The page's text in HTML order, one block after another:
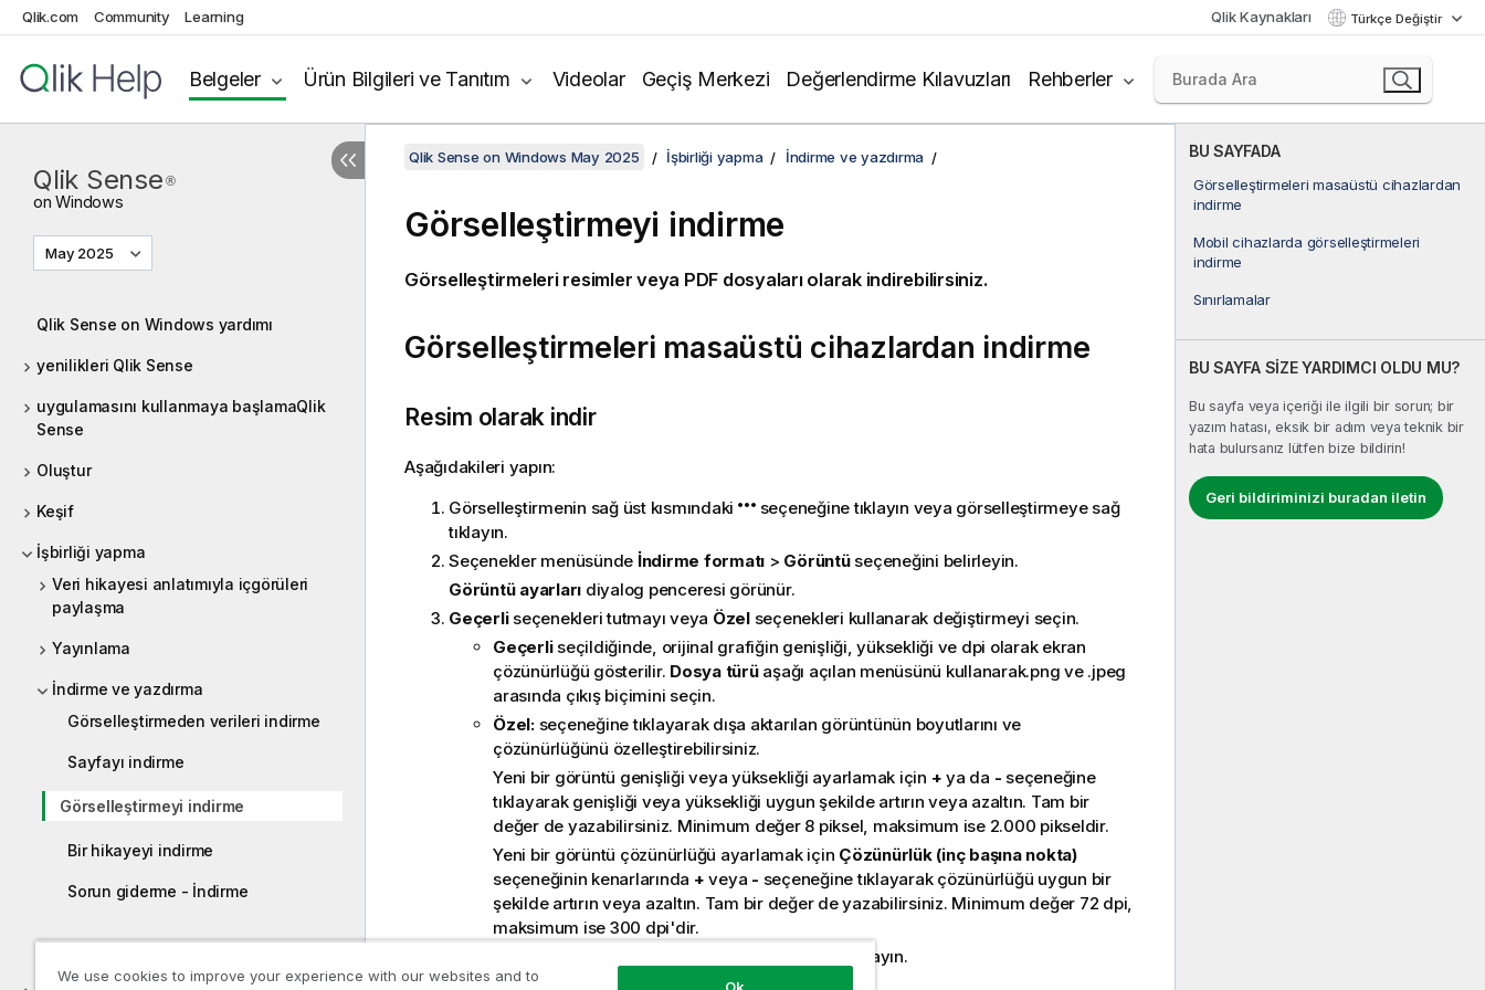
Qlik.com Community Learning Qlik Kaynakları Türkçe Değiştir
Belgeler Ürün Bilgileri ve Tanıtım Videolar Geçiş Merkezi Değerlendirme Kılavuzları Rehberler
Qlik Sense ®
onWindows
May 2025
Qlik Sense on Windows yardımı
yenilikleri Qlik Sense
uygulamasını kullanmaya başlamaQlik
Sense
Oluştur
Keşif
İşbirliği yapma
Veri hikayesi anlatımıyla içgörüleri
paylaşma
Yayınlama
İndirme ve yazdırma
Görselleştirmeden verileri indirme
Sayfayı indirme
Görselleştirmeyi indirme
Bir hikayeyi indirme
Sorun giderme - İndirme
BU SAYFADA
Görselleştirmeleri masaüstü cihazlardan
indirme
Mobil cihazlarda görselleştirmeleri
indirme
Sınırlamalar
BU SAYFA SİZE YARDIMCI OLDU MU?
Bu sayfa veya içeriği ile ilgili bir sorun; bir
yazım hatası, eksik bir adım veya teknik bir
hata bulursanız lütfen bize bildirin!
Geri bildiriminizi buradan iletin
Qlik Sense on Windows May 2025 İşbirliği yapma İndirme ve yazdırma
Görselleştirmeyi indirme
Görselleştirmeleri resimler veya PDF dosyaları olarak indirebilirsiniz.
Görselleştirmeleri masaüstü cihazlardan indirme
Resim olarak indir
Aşağıdakileri yapın:
Görselleştirmenin sağ üst kısmındaki
seçeneğine tıklayın veya görselleştirmeye sağ
tıklayın.
Seçenekler menüsünde İndirme formatı > Görüntüseçeneğini belirleyin.
Görüntü ayarları diyalog penceresi görünür.
Geçerliseçenekleri tutmayı veya Özelseçenekleri kullanarak değiştirmeyi seçin.
Geçerliseçildiğinde, orijinal grafiğin genişliği, yüksekliği ve dpi olarak ekran
çözünürlüğü gösterilir. Dosya türüaşağı açılan menüsünü kullanarak.png ve .jpeg
arasında çıkış biçimini seçin.
Özel:seçeneğine tıklayarak dışa aktarılan görüntünün boyutlarını ve
çözünürlüğünü özelleştirebilirsiniz.
Yeni bir görüntü genişliği veya yüksekliği ayarlamak için + ya da - seçeneğine
tıklayarak genişliği veya yüksekliği uygun şekilde artırın veya azaltın. Tam bir
değer de yazabilirsiniz. Minimum değer 8 piksel, maksimum ise 2.000 pikseldir.
Yeni bir görüntü çözünürlüğü ayarlamak için Çözünürlük (inç başına nokta)
seçeneğinin kenarlarında + veya - seçeneğine tıklayarak çözünürlüğü uygun bir
şekilde artırın veya azaltın. Tam bir değer de yazabilirsiniz. Minimum değer 72 dpi,
maksimum ise 300 dpi'dir.
'a tıklayın.
We use cookies to improve your experience with our websites and to